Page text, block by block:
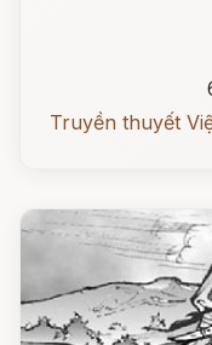
Truyền thuyết